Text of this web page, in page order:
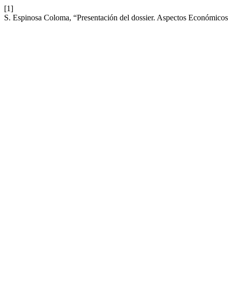
[1]
S. Espinosa Coloma, “Presentación del dossier. Aspectos